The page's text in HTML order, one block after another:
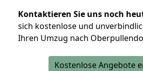
Kontaktieren Sie uns noch
sich kostenlose und
Ihren Umzug nach
Kostenlose Angebote